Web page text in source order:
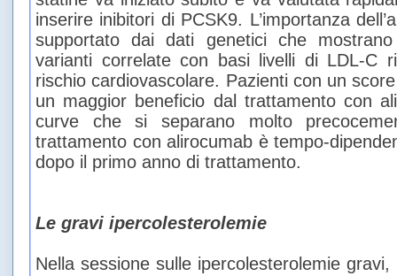
inserire inibitori di PCSK9. L’importanza
supportato dai dati genetici che
varianti correlate con basi livelli di LDL-C
rischio cardiovascolare. Pazienti con un
un maggior beneficio dal trattamento con
curve che si separano molto
trattamento con alirocumab è tempo-
dopo il primo anno di trattamento.
Le gravi ipercolesterolemie
Nella sessione sulle ipercolesterolemie